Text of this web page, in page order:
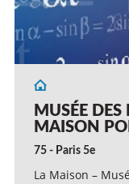
MUSÉE
MAISON
75 - Paris 5e
La Maison –